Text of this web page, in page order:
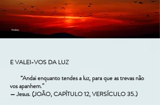
EVALEI-VOS DA LUZ
“Andai enquanto tendes a luz, para que as trevas não
vos apanhem.”
— Jesus. (JOÃO, CAPÍTULO 12, VERSÍCULO 35.)